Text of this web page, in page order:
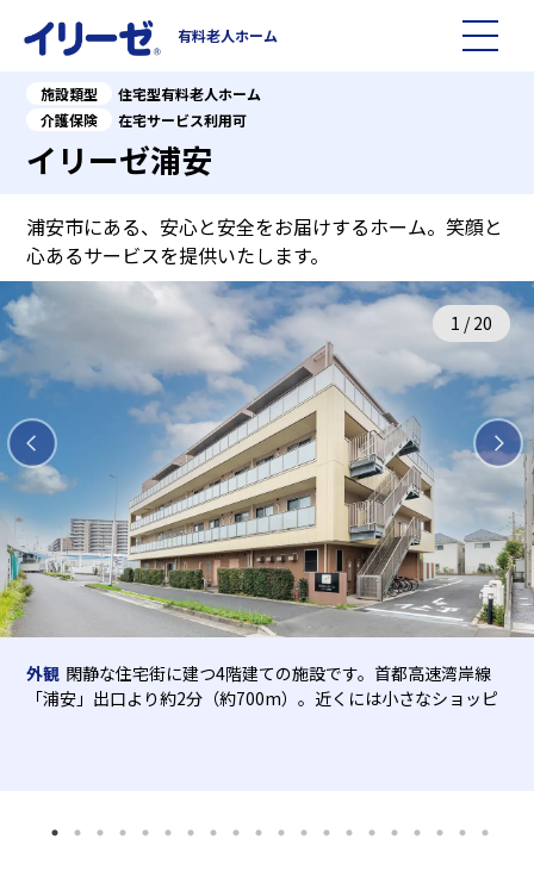
有料老人ホーム
施設を探す
イリーゼについて
イリーゼについて
有料老人ホームイリーゼとは
イリーゼが選ばれる理由
一日の流れ
会社概要
入居までの流れ
よくある質問
お役立ち記事
知っておきたい介護の知識
介護用語をわかりやすく説明
有料老人ホームとは
意外と知らない介護保険の基本
介護費用とお金について
見学予約 資料請求
施設類型
住宅型有料老人ホーム
介護保険
在宅サービス利用可
イリーゼ浦安
浦安市にある、安心と安全をお届けするホーム。笑顔と
心あるサービスを提供いたします。
外観 閑静な住宅街に建つ4階建ての施設です。首都高速湾岸線
「浦安」出口より約2分（約700m）。近くには小さなショッピ
1 /20